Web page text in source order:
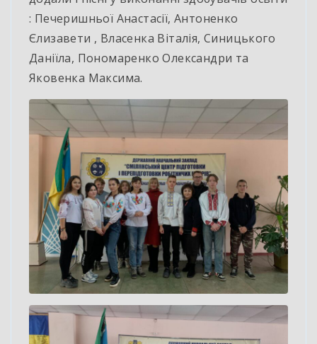
: Печеришньої Анастасії,Антоненко
Єлизавети , Власенка Віталія, Синицького
Даніїла, Пономаренко Олександри та
Яковенка Максима.